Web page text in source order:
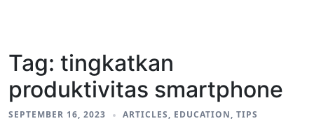
Tag: tingkatkan
produktivitas smartphone
SEPTEMBER 16, 2023 ARTICLES, EDUCATION, TIPS